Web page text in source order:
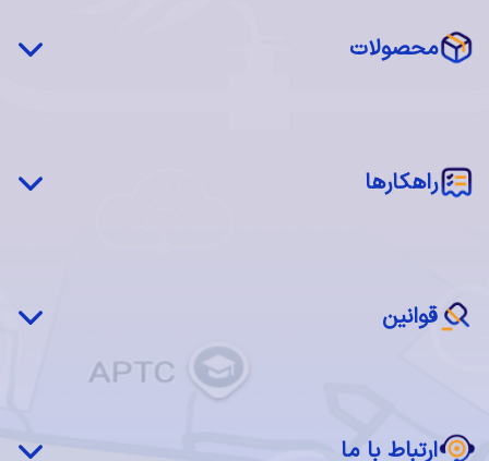
محصولات
سرور فیزیکی اختصاصی (MaaS)
نرم‌افزار ابری (SaaS)
‌‌راهکارها
ابر خصوصی چکاوک
قوانین
قوانین و مقررات استفاده از سرویس ها
قانون تجارت الکترونیک
ارتباط با ما